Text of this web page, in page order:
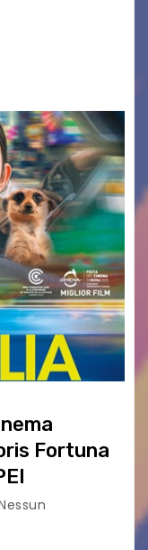
Fortuna